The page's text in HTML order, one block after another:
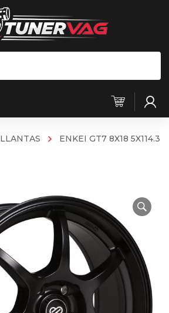
LLANTAS
ENKEI GT7 8X18 5X114.3